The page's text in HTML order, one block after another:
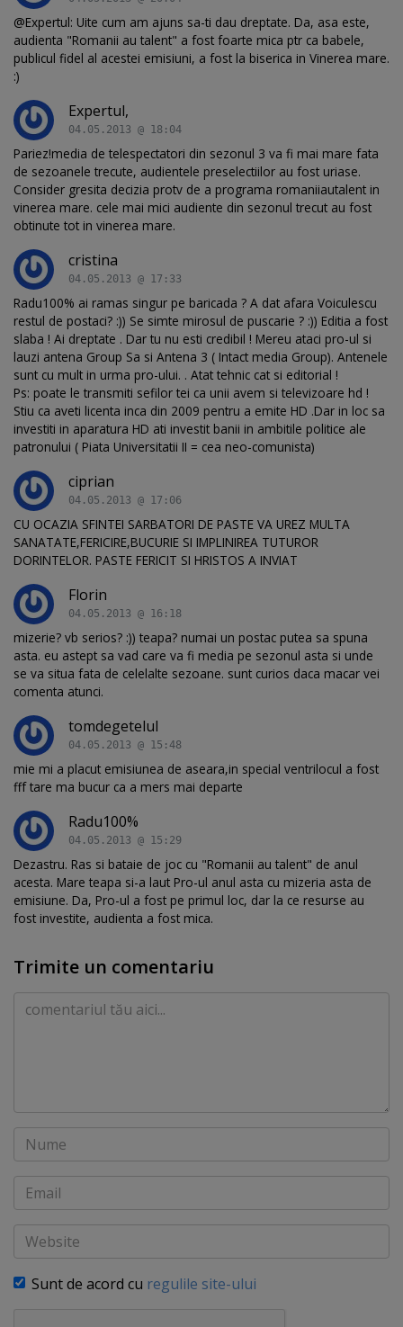
@Expertul: Uite cum am ajuns sa-ti dau dreptate. Da, asa este,
audienta "Romanii au talent" a fost foarte mica ptr ca babele,
publicul fidel al acestei emisiuni, a fost la biserica in Vinerea mare.
:)
Expertul,
04.05.2013 @ 18:04
Pariez!media de telespectatori din sezonul 3 va fi mai mare fata
de sezoanele trecute, audientele preselectiilor au fost uriase.
Consider gresita decizia protv de a programa romaniiautalent in
vinerea mare. cele mai mici audiente din sezonul trecut au fost
obtinute tot in vinerea mare.
cristina
04.05.2013 @ 17:33
Radu100% ai ramas singur pe baricada ? A dat afara Voiculescu
restul de postaci? :)) Se simte mirosul de puscarie ? :)) Editia a fost
slaba ! Ai dreptate . Dar tu nu esti credibil ! Mereu ataci pro-ul si
lauzi antena Group Sa si Antena 3 ( Intact media Group). Antenele
sunt cu mult in urma pro-ului. . Atat tehnic cat si editorial !
Ps: poate le transmiti sefilor tei ca unii avem si televizoare hd !
Stiu ca aveti licenta inca din 2009 pentru a emite HD .Dar in loc sa
investiti in aparatura HD ati investit banii in ambitile politice ale
patronului ( Piata Universitatii II = cea neo-comunista)
ciprian
04.05.2013 @ 17:06
CU OCAZIA SFINTEI SARBATORI DE PASTE VA UREZ MULTA
SANATATE,FERICIRE,BUCURIE SI IMPLINIREA TUTUROR
DORINTELOR. PASTE FERICIT SI HRISTOS A INVIAT
Florin
04.05.2013 @ 16:18
mizerie? vb serios? :)) teapa? numai un postac putea sa spuna
asta. eu astept sa vad care va fi media pe sezonul asta si unde
se va situa fata de celelalte sezoane. sunt curios daca macar vei
comenta atunci.
tomdegetelul
04.05.2013 @ 15:48
mie mi a placut emisiunea de aseara,in special ventrilocul a fost
fff tare ma bucur ca a mers mai departe
Radu100%
04.05.2013 @ 15:29
Dezastru. Ras si bataie de joc cu "Romanii au talent" de anul
acesta. Mare teapa si-a laut Pro-ul anul asta cu mizeria asta de
emisiune. Da, Pro-ul a fost pe primul loc, dar la ce resurse au
fost investite, audienta a fost mica.
Trimite un comentariu
Comentariu
Nume
Email
Website
Sunt de acord cu regulile site-ului